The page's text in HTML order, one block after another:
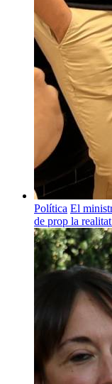
Política El
de prop la